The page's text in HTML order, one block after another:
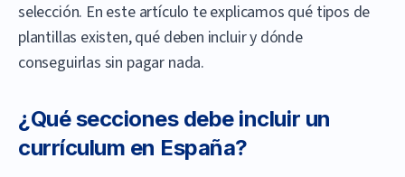
selección. En este artículo te explicamos qué tipos de
plantillas existen, qué deben incluir y dónde
conseguirlas sin pagar nada.
¿Qué secciones debe incluir un
currículum en España?